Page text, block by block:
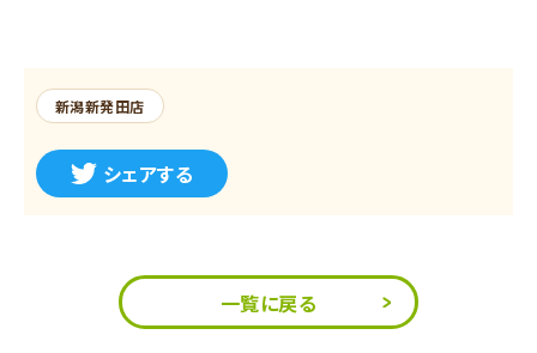
新潟新発田店
シェアする
一覧に戻る